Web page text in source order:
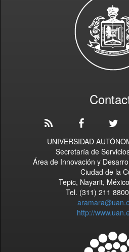
UNIVERSIDAD
Secretaría de
Área de Innovación y
Ciudad de la
Tepic, Nayarit,
Tel. (311) 211
http://